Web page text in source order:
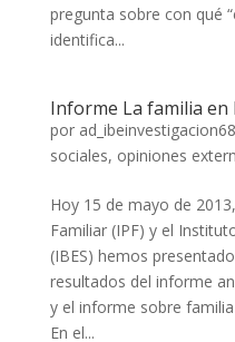
pregunta sobre con qué
identifica...
Informe La familia en
por
sociales, opiniones
Hoy 15 de mayo de
Familiar (IPF) y el
(IBES) hemos
resultados del informe
y el informe sobre
En el...